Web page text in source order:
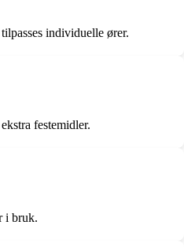
individuelle ører.
festemidler.
i bruk.